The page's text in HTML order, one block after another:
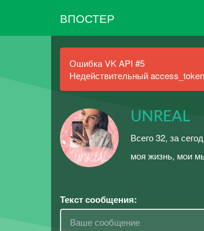
ВПОСТЕР
Ошибка VK API #5
Недействительный
UNREAL
Всего 32, за
моя жизнь, мои
Текст сообщения: